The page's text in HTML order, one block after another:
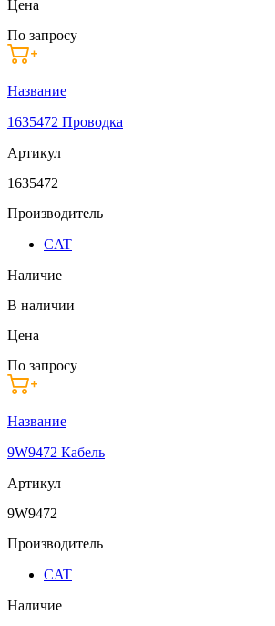
Цена
По запросу
Название
1635472 Проводка
Артикул
1635472
Производитель
CAT
Наличие
В наличии
Цена
По запросу
Название
9W9472 Кабель
Артикул
9W9472
Производитель
CAT
Наличие